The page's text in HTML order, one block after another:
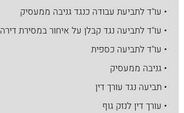
• עו"ד לתביעת עבודה כנגד גניבה ממעסיק
• עו"ד לתביעה נגד קבלן על איחור במסירת דירה
• עו"ד לתביעה כספית
• גניבה ממעסיק
• תביעה נגד עורך דין
• עורך דין לנזק גוף